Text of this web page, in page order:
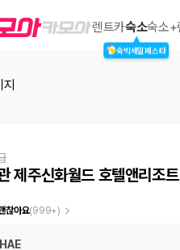
호텔앤리조트
렌트카숙소
숙박세일페스타
숙소+
제주신화월드 호텔앤리조트
찮아요(999+)